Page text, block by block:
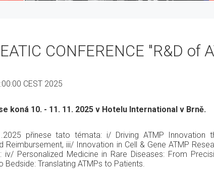
CONFERENCE "R&D of
CEST 2025
koná 10. - 11. 11. 2025 v Hotelu International v Brně.
přinese tato témata: i/ Driving ATMP Innovation
Reimbursement, iii/ Innovation in Cell & Gene ATMP
iv/ Personalized Medicine in Rare Diseases: From
Bedside: Translating ATMPs to Patients.